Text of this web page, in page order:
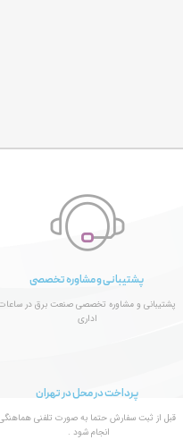
پشتیبانی و مشاوره تخصصی
پشتیبانی و مشاوره تخصصی صنعت برق در
اداری
پرداخت در محل در تهران
قبل از ثبت سفارش حتما به صورت تلفنی
انجام شود .